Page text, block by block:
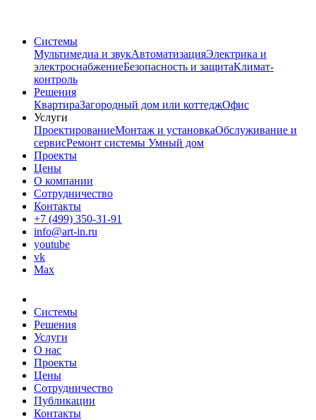
Системы
Мультимедиа и звукАвтоматизацияЭлектрика и
электроснабжениеБезопасность и защитаКлимат-
контроль
Решения
КвартираЗагородный дом или коттеджОфис
Услуги
ПроектированиеМонтаж и установкаОбслуживание и
сервисРемонт системы Умный дом
Проекты
Цены
О компании
Сотрудничество
Контакты
+7 (499) 350-31-91
info@art-in.ru
youtube
vk
Max
Системы
Решения
Услуги
О нас
Проекты
Цены
Сотрудничество
Публикации
Контакты